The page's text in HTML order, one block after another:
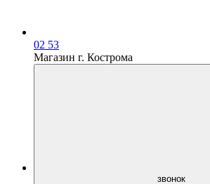
02 53
Магазин г. Кострома
звонок